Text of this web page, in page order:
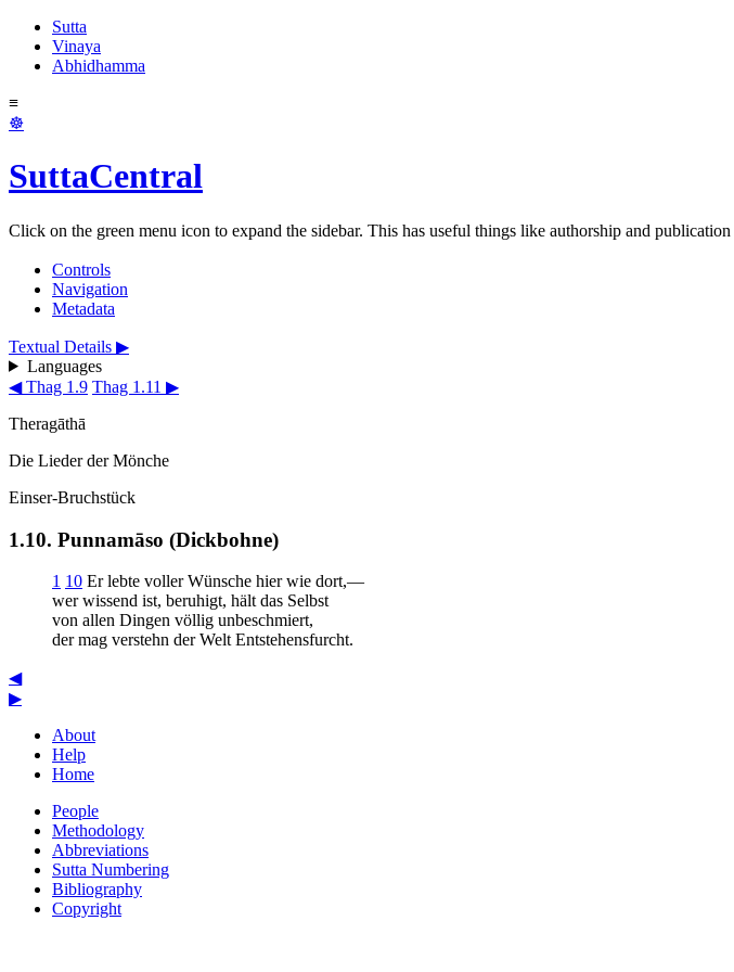
Sutta
Vinaya
Abhidhamma
≡
☸
SuttaCentral
Click on the green menu icon to expand the sidebar. This has useful things like authorship and
Controls
Navigation
Metadata
Textual Details ▶
Languages
◀ Thag 1.9 Thag 1.11 ▶
Theragāthā
Die Lieder der Mönche
Einser-Bruchstück
1.10. Punnamāso (Dickbohne)
1 10 Er lebte voller Wünsche hier wie dort,—
wer wissend ist, beruhigt, hält das Selbst
von allen Dingen völlig unbeschmiert,
der mag verstehn der Welt Entstehensfurcht.
◀
▶
About
Help
Home
People
Methodology
Abbreviations
Sutta Numbering
Bibliography
Copyright